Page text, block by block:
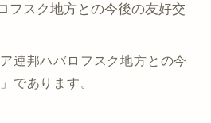
スク地方との今後の友好交
連邦ハバロフスク地方との今
であります。